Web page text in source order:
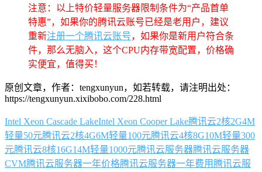
注意：以上特价轻量服务器限制条件为“产品首单
特惠”，如果你的腾讯云账号已经是老用户，建议
重新注册一个腾讯云账号，如果你是新用户符合条
件，那么无脑入，这个CPU内存带宽配置，价格确
实便宜，值得买！
原创文章，作者：tengxunyun，如若转载，请注明出处：
https://tengxunyun.xixibobo.com/228.html
Intel Xeon Cascade LakeIntel Xeon Cooper Lake腾讯云2核2G4M
轻量50元腾讯云2核4G6M轻量100元腾讯云4核8G10M轻量300
元腾讯云8核16G14M轻量1000元腾讯云服务器腾讯云服务器
CVM腾讯云服务器一年价格腾讯云服务器一年费用 腾讯云服